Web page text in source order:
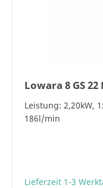
Lowara 8 GS 22
Leistung: 2,20kW,
186l/min
Lieferzeit 1-3